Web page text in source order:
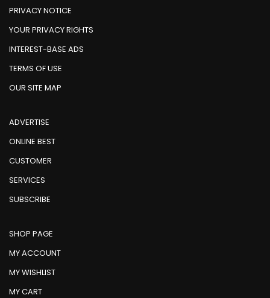
PRIVACY NOTICE
YOUR PRIVACY RIGHTS
INTEREST-BASE ADS
TERMS OF USE
OUR SITE MAP
ADVERTISE
ONLINE BEST
CUSTOMER
SERVICES
SUBSCRIBE
SHOP PAGE
MY ACCOUNT
MY WISHLIST
MY CART